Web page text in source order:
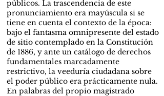
públicos. La trascendencia de este
pronunciamiento era mayúscula si se
tiene en cuenta el contexto de la época:
bajo el fantasma omnipresente del estado
de sitio contemplado en la Constitución
de 1886, y ante un catálogo de derechos
fundamentales marcadamente
restrictivo, la veeduría ciudadana sobre
el poder público era prácticamente nula.
En palabras del propio magistrado